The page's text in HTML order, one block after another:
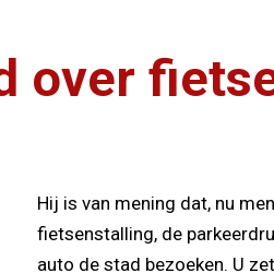
over
Hij is van mening dat, nu
fietsenstalling, de
auto de stad bezoeken. U